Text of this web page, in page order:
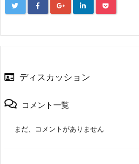
ディスカッション
コメント一覧
まだ、コメントがありません